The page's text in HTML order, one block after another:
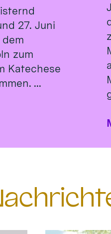
27. Juni
zum
Katechese
...